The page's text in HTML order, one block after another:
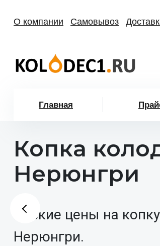
О компании Самовывоз
Главная
Копка
Нерюнгри
Низкие цены на
Нерюнгри.